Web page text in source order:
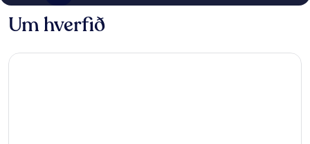
Um hverfið